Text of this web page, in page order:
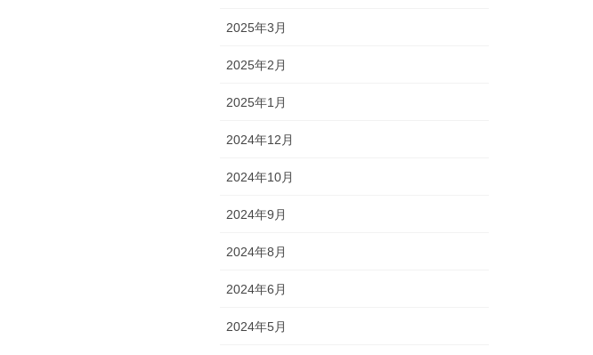
2025年3月
2025年2月
2025年1月
2024年12月
2024年10月
2024年9月
2024年8月
2024年6月
2024年5月